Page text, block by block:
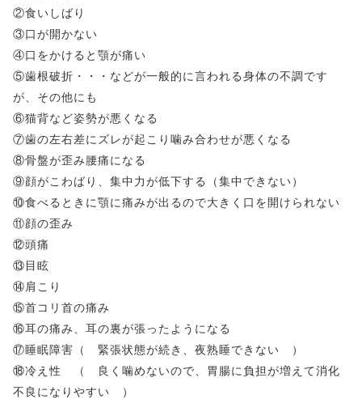
②食いしばり
③口が開かない
④口をかけると顎が痛い
⑤歯根破折・・・などが一般的に言われる身体の不調です
が、その他にも
⑥猫背など姿勢が悪くなる
⑦歯の左右差にズレが起こり噛み合わせが悪くなる
⑧骨盤が歪み腰痛になる
⑨顔がこわばり、集中力が低下する（集中できない）
⑩食べるときに顎に痛みが出るので大きく口を開けられない
⑪顔の歪み
⑫頭痛
⑬目眩
⑭肩こり
⑮首コリ首の痛み
⑯耳の痛み、耳の裏が張ったようになる
⑰睡眠障害（ 緊張状態が続き、夜熟睡できない ）
⑱冷え性 （ 良く噛めないので、胃腸に負担が増えて消化
不良になりやすい ）